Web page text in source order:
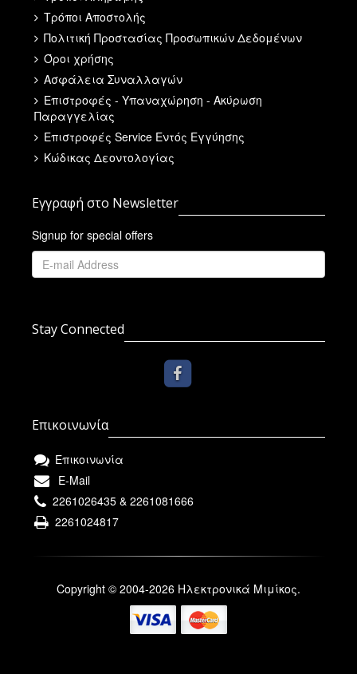
Τρόποι Αποστολής
Πολιτική Προστασίας Προσωπικών Δεδομένων
Όροι χρήσης
Ασφάλεια Συναλλαγών
Επιστροφές - Υπαναχώρηση - Ακύρωση
Παραγγελίας
Επιστροφές Service Εντός Εγγύησης
Κώδικας Δεοντολογίας
Εγγραφή στο Newsletter
Signup for special offers
Stay Connected
Επικοινωνία
Επικοινωνία
E-Mail
2261026435 & 2261081666
2261024817
Copyright © 2004-2026 Ηλεκτρονικά Μιμίκος.